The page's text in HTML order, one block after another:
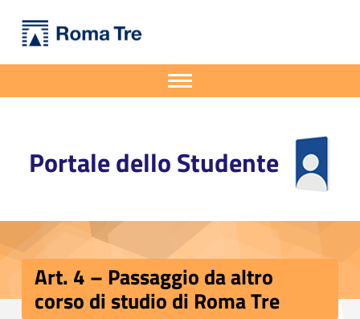
Art. 4 - Passaggio da altro corso di studio di Roma Tre - Portale dello Studente
Portale dello Studente
Apri il menu secondario
Header info sidebar
Art. 4 – Passaggio da altro
corso di studio di Roma Tre